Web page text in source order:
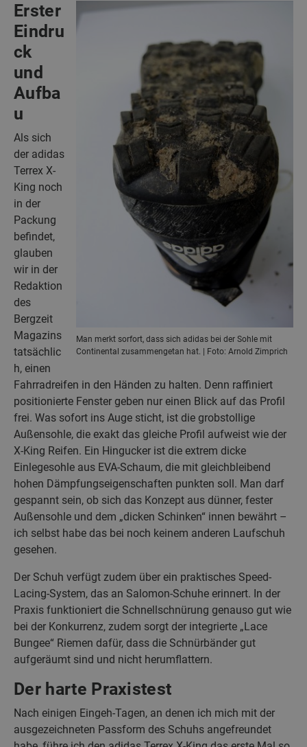
Man merkt sorfort, dass sich adidas bei der Sohle mit
Continental zusammengetan hat. | Foto: Arnold Zimprich
Erster
Eindru
ck
und
Aufba
u
Als sich
der adidas
Terrex X-
King noch
in der
Packung
befindet,
glauben
wir in der
Redaktion
des
Bergzeit
Magazins
tatsächlic
h, einen
Fahrradreifen in den Händen zu halten. Denn raffiniert
positionierte Fenster geben nur einen Blick auf das Profil
frei. Was sofort ins Auge sticht, ist die grobstollige
Außensohle, die exakt das gleiche Profil aufweist wie der
X-King Reifen. Ein Hingucker ist die extrem dicke
Einlegesohle aus EVA-Schaum, die mit gleichbleibend
hohen Dämpfungseigenschaften punkten soll. Man darf
gespannt sein, ob sich das Konzept aus dünner, fester
Außensohle und dem „dicken Schinken“ innen bewährt –
ich selbst habe das bei noch keinem anderen Laufschuh
gesehen.
Der Schuh verfügt zudem über ein praktisches Speed-
Lacing-System, das an Salomon-Schuhe erinnert. In der
Praxis funktioniert die Schnellschnürung genauso gut wie
bei der Konkurrenz, zudem sorgt der integrierte „Lace
Bungee“ Riemen dafür, dass die Schnürbänder gut
aufgeräumt sind und nicht herumflattern.
Der harte Praxistest
Nach einigen Eingeh-Tagen, an denen ich mich mit der
ausgezeichneten Passform des Schuhs angefreundet